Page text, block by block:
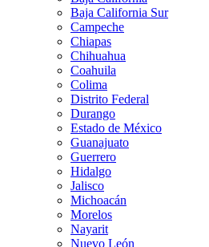
Baja California Sur
Campeche
Chiapas
Chihuahua
Coahuila
Colima
Distrito Federal
Durango
Estado de México
Guanajuato
Guerrero
Hidalgo
Jalisco
Michoacán
Morelos
Nayarit
Nuevo León